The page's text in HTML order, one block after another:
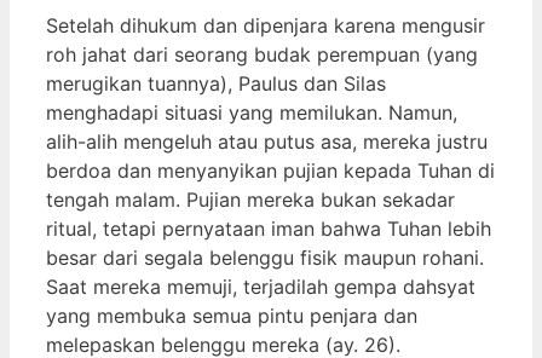
Setelah dihukum dan dipenjara karena mengusir
roh jahat dari seorang budak perempuan (yang
merugikan tuannya), Paulus dan Silas
menghadapi situasi yang memilukan. Namun,
alih-alih mengeluh atau putus asa, mereka justru
berdoa dan menyanyikan pujian kepada Tuhan di
tengah malam. Pujian mereka bukan sekadar
ritual, tetapi pernyataan iman bahwa Tuhan lebih
besar dari segala belenggu fisik maupun rohani.
Saat mereka memuji, terjadilah gempa dahsyat
yang membuka semua pintu penjara dan
melepaskan belenggu mereka (ay. 26).